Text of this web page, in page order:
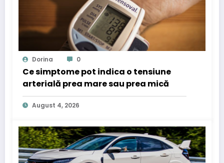
Dorina 0
Ce simptome pot indica o tensiune
arterială prea mare sau prea mică
August 4, 2026